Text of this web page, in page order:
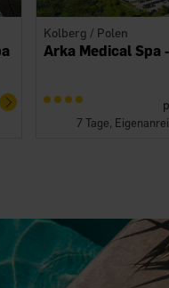
Kolberg / Polen
Arka Medical Spa
7 Tage,